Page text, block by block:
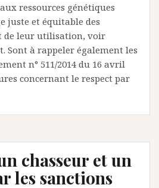
ressources génétiques
juste et équitable des
de leur utilisation, voir
Sont à rappeler également les
n° 511/2014 du 16 avril
concernant le respect par
chasseur et un
les sanctions